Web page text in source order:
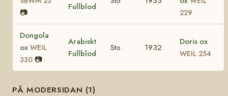
📷
Fullblod
229
Dongola
ox WEIL
330 📷
Arabiskt
Fullblod
Sto 1932
Doris ox
WEIL 254
PÅ MODERSIDAN (1)